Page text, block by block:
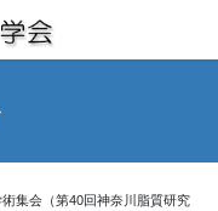
集会（第40回神奈川脂質研究